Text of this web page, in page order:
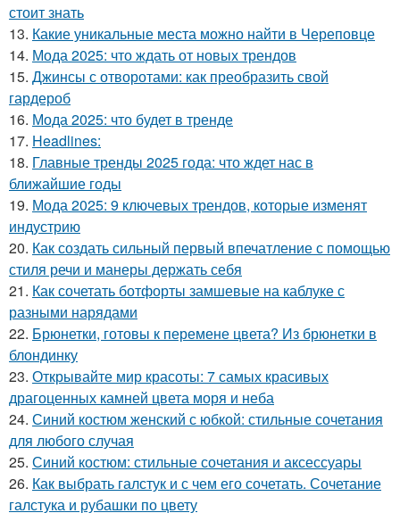
стоит знать
13. Какие уникальные места можно найти в Череповце
14. Мода 2025: что ждать от новых трендов
15. Джинсы с отворотами: как преобразить свой
гардероб
16. Мода 2025: что будет в тренде
17. Headlines:
18. Главные тренды 2025 года: что ждет нас в
ближайшие годы
19. Мода 2025: 9 ключевых трендов, которые изменят
индустрию
20. Как создать сильный первый впечатление с помощью
стиля речи и манеры держать себя
21. Как сочетать ботфорты замшевые на каблуке с
разными нарядами
22. Брюнетки, готовы к перемене цвета? Из брюнетки в
блондинку
23. Открывайте мир красоты: 7 самых красивых
драгоценных камней цвета моря и неба
24. Синий костюм женский с юбкой: стильные сочетания
для любого случая
25. Синий костюм: стильные сочетания и аксессуары
26. Как выбрать галстук и с чем его сочетать. Сочетание
галстука и рубашки по цвету